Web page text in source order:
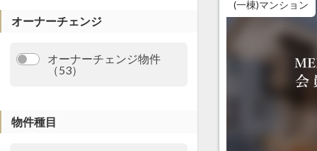
オーナーチェンジ
オーナーチェンジ物件
（53）
物件種目
(一棟)マンション